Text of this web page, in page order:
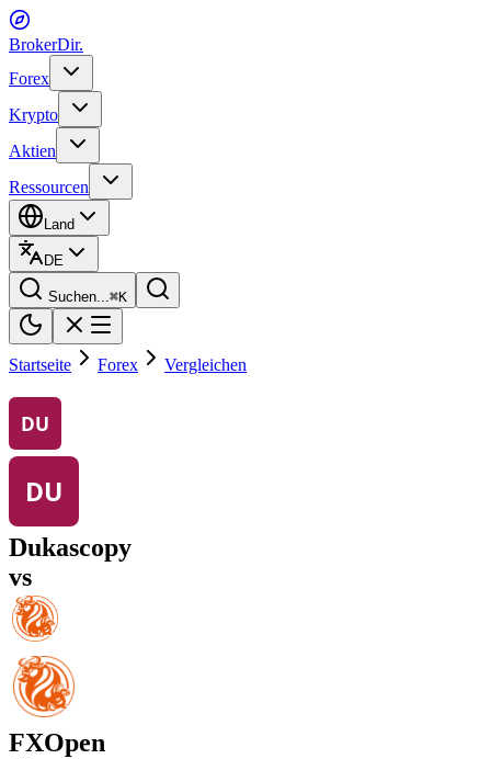
BrokerDir.
Forex
Krypto
Aktien
Ressourcen
Land
DE
Suchen...⌘K
Startseite Forex Vergleichen
Dukascopy
vs
FXOpen